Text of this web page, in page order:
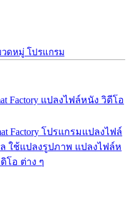
ดหมู่ โปรแกรม
Factory แปลงไฟล์หนัง วิดีโอ
Factory โปรแกรมแปลงไฟล์
ใช้แปลงรูปภาพ แปลงไฟล์ห
โอ ต่าง ๆ